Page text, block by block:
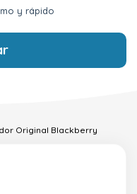
y rápido
Original Blackberry